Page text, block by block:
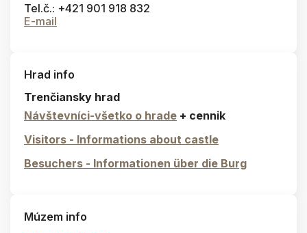
Tel.č.: +421 901 918 832
E-mail
Hrad info
Trenčiansky hrad
Návštevníci-všetko o hrade + cennik
Visitors - Informations about castle
Besuchers - Informationen über die Burg
Múzem info